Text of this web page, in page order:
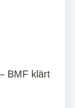
BMF klärt